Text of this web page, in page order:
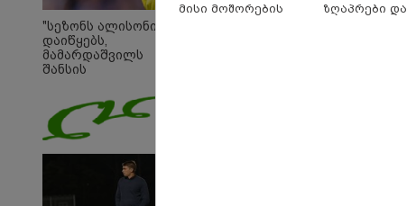
"სეზონს ალისონი
დაიწყებს,
მამარდაშვილს
შანსის
მოთმინება სჭირდება,
რომელსაც 100%-ით
მიიღებს" - განაცხადა
"ლივერპულის"
ყოფილმა მეკარემ
მისი მოშორების
ზღაპრები და